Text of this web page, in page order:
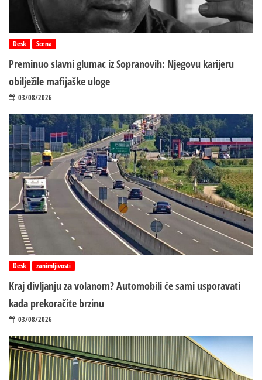
Desk Scena
Preminuo slavni glumac iz Sopranovih: Njegovu karijeru
obilježile mafijaške uloge
03/08/2026
Desk zanimljivosti
Kraj divljanju za volanom? Automobili će sami usporavati
kada prekoračite brzinu
03/08/2026